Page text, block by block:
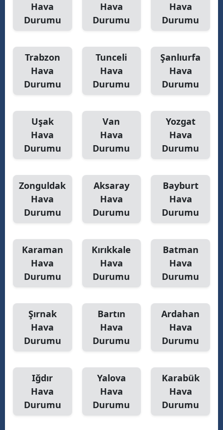
Hava
Durumu
Hava
Durumu
Hava
Durumu
Trabzon
Hava
Durumu
Tunceli
Hava
Durumu
Şanlıurfa
Hava
Durumu
Uşak
Hava
Durumu
Van
Hava
Durumu
Yozgat
Hava
Durumu
Zonguldak
Hava
Durumu
Aksaray
Hava
Durumu
Bayburt
Hava
Durumu
Karaman
Hava
Durumu
Kırıkkale
Hava
Durumu
Batman
Hava
Durumu
Şırnak
Hava
Durumu
Bartın
Hava
Durumu
Ardahan
Hava
Durumu
Iğdır
Hava
Durumu
Yalova
Hava
Durumu
Karabük
Hava
Durumu